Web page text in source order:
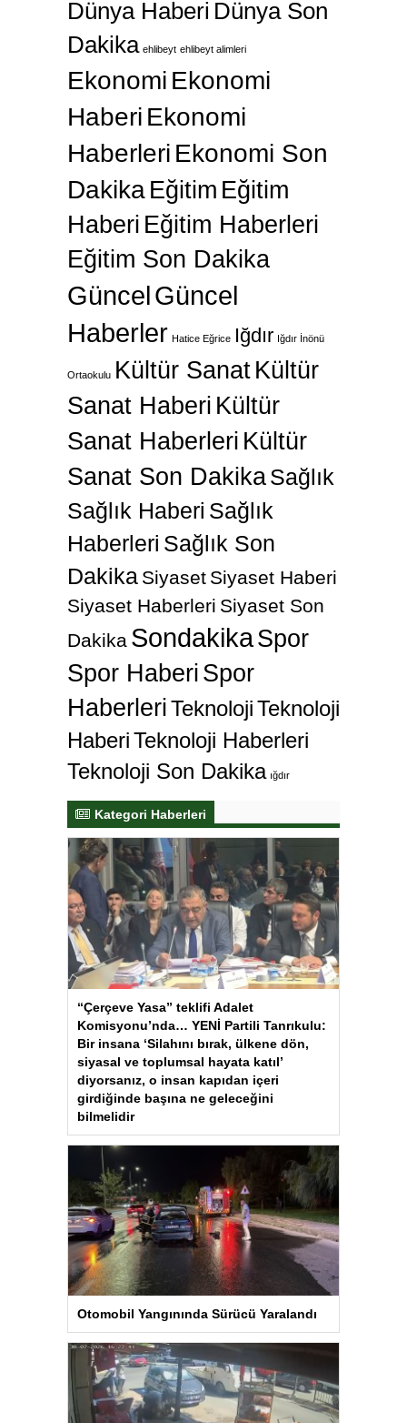
Dünya Haberi Dünya Son
Dakika ehlibeyt ehlibeyt alimleri
Ekonomi Ekonomi
Haberi Ekonomi
Haberleri Ekonomi Son
Dakika Eğitim Eğitim
Haberi Eğitim Haberleri
Eğitim Son Dakika
GüncelGüncel
Haberler Hatice Eğrice Iğdır Iğdır İnönü
Ortaokulu Kültür SanatKültür
Sanat Haberi Kültür
Sanat Haberleri Kültür
Sanat Son DakikaSağlık
Sağlık Haberi Sağlık
Haberleri Sağlık Son
Dakika Siyaset Siyaset Haberi
Siyaset Haberleri Siyaset Son
Dakika SondakikaSpor
Spor Haberi Spor
HaberleriTeknolojiTeknoloji
HaberiTeknoloji Haberleri
Teknoloji Son Dakika ığdır
Kategori Haberleri
“Çerçeve Yasa” teklifi Adalet
Komisyonu’nda… YENİ Partili Tanrıkulu:
Bir insana ‘Silahını bırak, ülkene dön,
siyasal ve toplumsal hayata katıl’
diyorsanız, o insan kapıdan içeri
girdiğinde başına ne geleceğini
bilmelidir
Otomobil Yangınında Sürücü Yaralandı